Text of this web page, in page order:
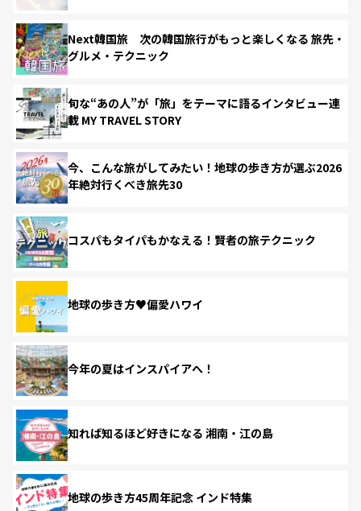
Next韓国旅 次の韓国旅行がもっと楽しくなる 旅先・
グルメ・テクニック
旬な“あの人”が「旅」をテーマに語るインタビュー連
載 MY TRAVEL STORY
今、こんな旅がしてみたい！地球の歩き方が選ぶ2026
年絶対行くべき旅先30
コスパもタイパもかなえる！賢者の旅テクニック
地球の歩き方♥偏愛ハワイ
今年の夏はインスパイアへ！
知れば知るほど好きになる 湘南・江の島
地球の歩き方45周年記念 インド特集